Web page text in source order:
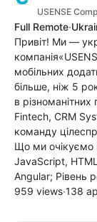
USENSE
Full Remote·
Привіт! Ми —
мобільних
більше, ніж 5
в
Fintech, CRM
команду
Що ми очікуємо
JavaScript, HTML
Angular; Рівень
959 views·138